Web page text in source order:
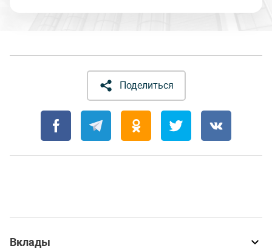
Поделиться
Вклады